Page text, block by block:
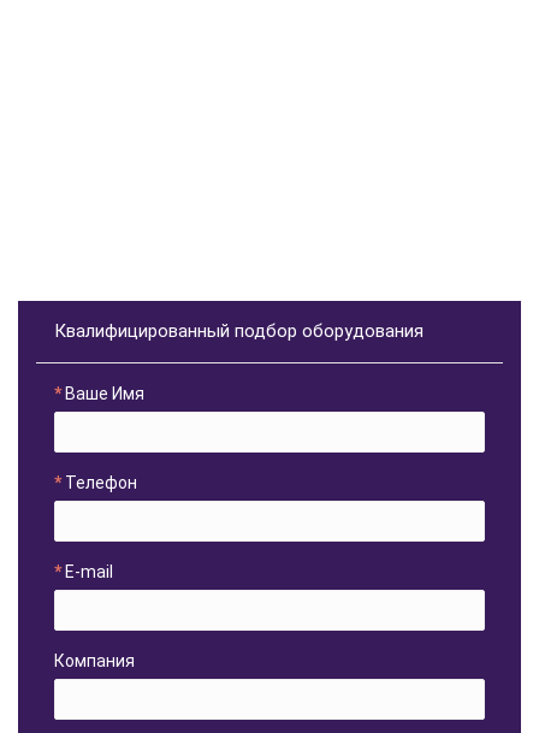
Квалифицированный подбор оборудования
Ваше Имя
Телефон
E-mail
Компания